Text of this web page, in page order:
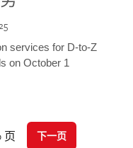
services for D-to-Z
on October 1
页 下一页